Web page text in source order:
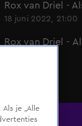
Rox van Driel -
18 juni 2022, 21:00
Rox van Driel -
je „Alle